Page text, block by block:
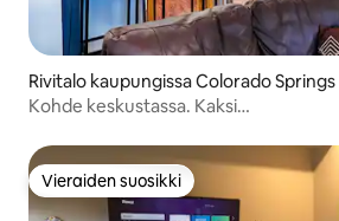
Rivitalo kaupungissa Colorado Springs
Kohde keskustassa. Kaksi
Vieraiden suosikki
Vieraiden suosikki